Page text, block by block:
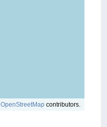
OpenStreetMap contributors.